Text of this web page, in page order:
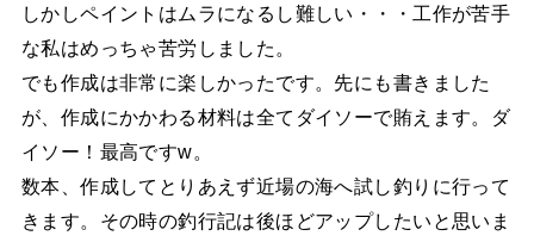
しかしペイントはムラになるし難しい・・・工作が苦手
な私はめっちゃ苦労しました。
でも作成は非常に楽しかったです。先にも書きました
が、作成にかかわる材料は全てダイソーで賄えます。ダ
イソー！最高ですw。
数本、作成してとりあえず近場の海へ試し釣りに行って
きます。その時の釣行記は後ほどアップしたいと思いま